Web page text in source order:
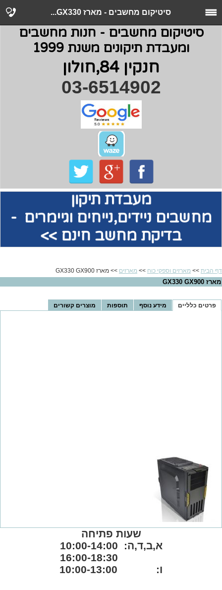
סיטיקום מחשבים - מארז GX330...
סיטיקום מחשבים - חנות מחשבים
ומעבדת תיקונים משנת 1999
חנקין 84,חולון
03-6514902
מעבדת תיקון
מחשביםניידים,נייחים וגיימרים -
בדיקת מחשב חינם >>
דף הבית >> מארזים וספקי כוח >> מארזים >> מארז GX330 GX900
מארז GX330 GX900
פרטים כלליים מידע נוסף תוספות מוצרים קשורים
שעות פתיחה
א,ב,ד,ה: 10:00-14:00
ו: 10:00-13:00